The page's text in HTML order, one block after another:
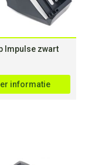
Impulse zwart
informatie